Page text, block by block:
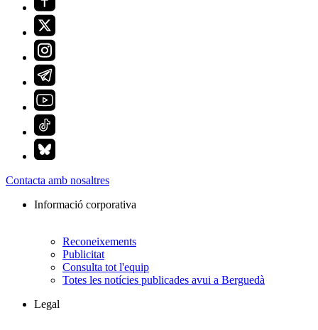
Contacta amb nosaltres
Informació corporativa
Reconeixements
Publicitat
Consulta tot l'equip
Totes les notícies publicades avui a Berguedà
Legal